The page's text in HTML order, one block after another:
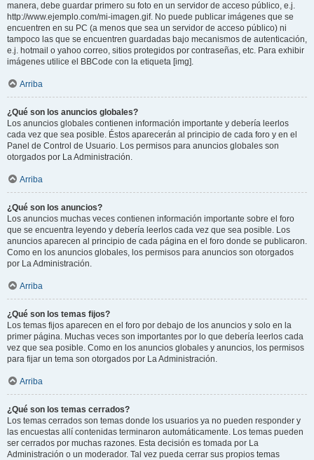
manera, debe guardar primero su foto en un servidor de acceso público, e.j.
http://www.ejemplo.com/mi-imagen.gif. No puede publicar imágenes que se
encuentren en su PC (a menos que sea un servidor de acceso público) ni
tampoco las que se encuentren guardadas bajo mecanismos de autenticación,
e.j. hotmail o yahoo correo, sitios protegidos por contraseñas, etc. Para exhibir
imágenes utilice el BBCode con la etiqueta [img].
Arriba
¿Qué son los anuncios globales?
Los anuncios globales contienen información importante y debería leerlos
cada vez que sea posible. Éstos aparecerán al principio de cada foro y en el
Panel de Control de Usuario. Los permisos para anuncios globales son
otorgados por La Administración.
Arriba
¿Qué son los anuncios?
Los anuncios muchas veces contienen información importante sobre el foro
que se encuentra leyendo y debería leerlos cada vez que sea posible. Los
anuncios aparecen al principio de cada página en el foro donde se publicaron.
Como en los anuncios globales, los permisos para anuncios son otorgados
por La Administración.
Arriba
¿Qué son los temas fijos?
Los temas fijos aparecen en el foro por debajo de los anuncios y solo en la
primer página. Muchas veces son importantes por lo que debería leerlos cada
vez que sea posible. Como en los anuncios globales y anuncios, los permisos
para fijar un tema son otorgados por La Administración.
Arriba
¿Qué son los temas cerrados?
Los temas cerrados son temas donde los usuarios ya no pueden responder y
las encuestas allí contenidas terminaron automáticamente. Los temas pueden
ser cerrados por muchas razones. Esta decisión es tomada por La
Administración o un moderador. Tal vez pueda cerrar sus propios temas